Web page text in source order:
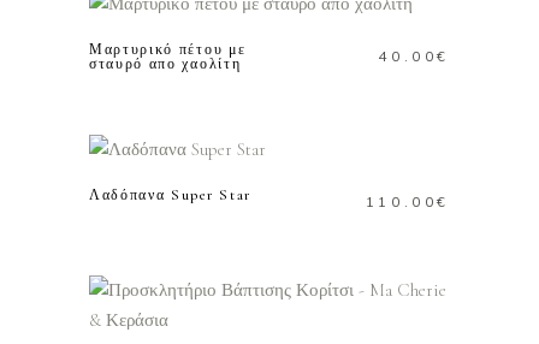
Μαρτυρικό πέτου με
σταυρό απο χαολίτη
40.00€
Λαδόπανα Super Star 110.00€
ΠΡΟΣΘΗΚΗ ΣΤΟ